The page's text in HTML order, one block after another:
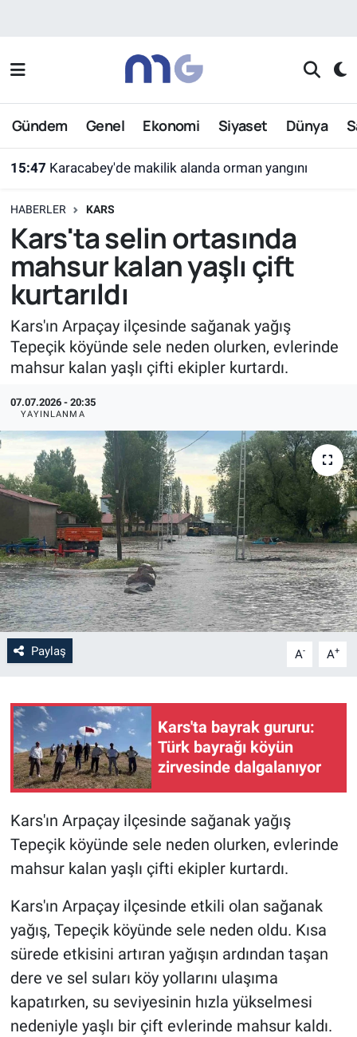
Gündem Genel Ekonomi Siyaset Dünya
15:47 Karacabey'de makilik alanda orman yangını
HABERLER KARS
Kars'ta selin ortasında
mahsur kalan yaşlı çift
kurtarıldı
Kars'ın Arpaçay ilçesinde sağanak yağış
Tepeçik köyünde sele neden olurken, evlerinde
mahsur kalan yaşlı çifti ekipler kurtardı.
07.07.2026 - 20:35
YAYINLANMA
Paylaş A- A+
Kars'ta bayrak gururu:
Türk bayrağı köyün
zirvesinde dalgalanıyor
Kars'ın Arpaçay ilçesinde sağanak yağış
Tepeçik köyünde sele neden olurken, evlerinde
mahsur kalan yaşlı çifti ekipler kurtardı.
Kars'ın Arpaçay ilçesinde etkili olan sağanak
yağış, Tepeçik köyünde sele neden oldu. Kısa
sürede etkisini artıran yağışın ardından taşan
dere ve sel suları köy yollarını ulaşıma
kapatırken, su seviyesinin hızla yükselmesi
nedeniyle yaşlı bir çift evlerinde mahsur kaldı.
Nöbetçi Eczaneler
Hava Durumu
Süper Lig Puan Durumu ve Fikstür
Tüm Manşetler
Son Dakika Haberleri
Haber Arşivi